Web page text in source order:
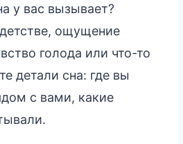
у вас вызывает?
ощущение
голода или что-то
детали сна: где вы
с вами, какие